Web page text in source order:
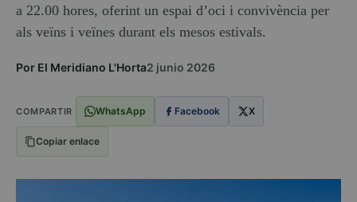
a 22.00 hores, oferint un espai d’oci i convivència per
als veïns i veïnes durant els mesos estivals.
Por El Meridiano L'Horta2 junio 2026
COMPARTIR WhatsApp Facebook X
Copiar enlace